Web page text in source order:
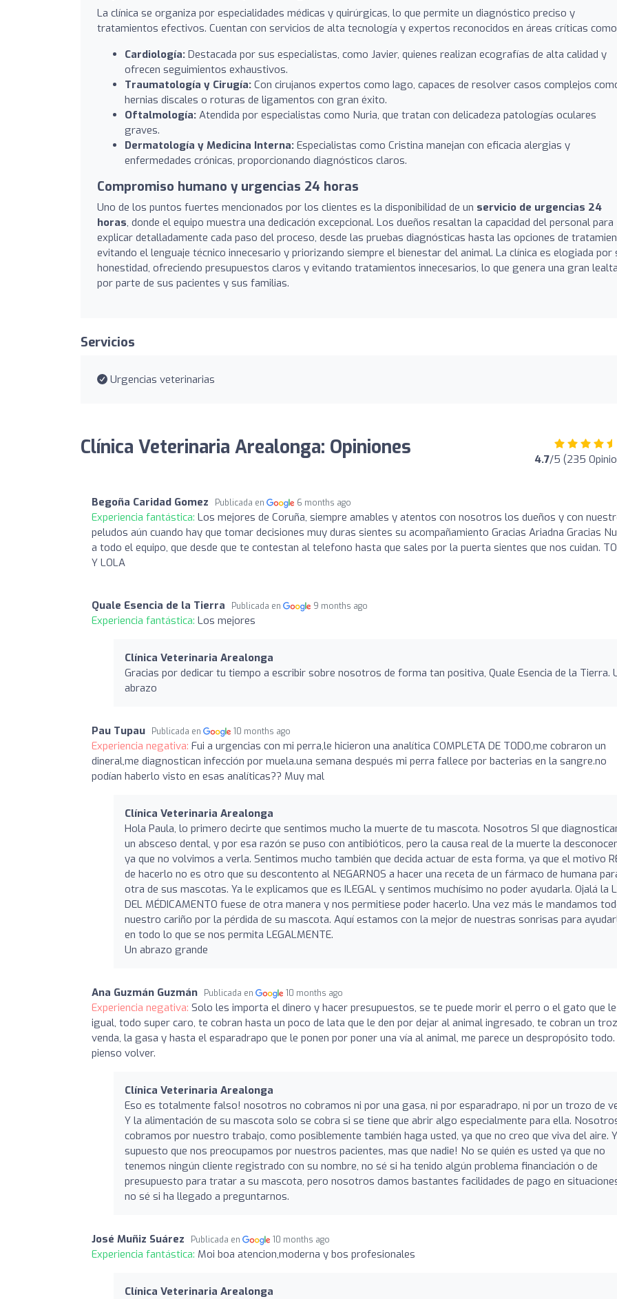
La clínica se organiza por especialidades médicas y quirúrgicas, lo que permite un diagnóstico preciso y
tratamientos efectivos. Cuentan con servicios de alta tecnología y expertos reconocidos en áreas críticas
Cardiología: Destacada por sus especialistas, como Javier, quienes realizan ecografías de alta calidad y
ofrecen seguimientos exhaustivos.
Traumatología y Cirugía: Con cirujanos expertos como Iago, capaces de resolver casos complejos
hernias discales o roturas de ligamentos con gran éxito.
Oftalmología: Atendida por especialistas como Nuria, que tratan con delicadeza patologías oculares
graves.
Dermatología y Medicina Interna: Especialistas como Cristina manejan con eficacia alergias y
enfermedades crónicas, proporcionando diagnósticos claros.
Compromiso humano y urgencias 24 horas
Uno de los puntos fuertes mencionados por los clientes es la disponibilidad de un servicio de urgencias 24
horas, donde el equipo muestra una dedicación excepcional. Los dueños resaltan la capacidad del personal para
explicar detalladamente cada paso del proceso, desde las pruebas diagnósticas hasta las opciones de
evitando el lenguaje técnico innecesario y priorizando siempre el bienestar del animal. La clínica es elogiada por
honestidad, ofreciendo presupuestos claros y evitando tratamientos innecesarios, lo que genera una gran
por parte de sus pacientes y sus familias.
Servicios
Urgencias veterinarias
Clínica Veterinaria Arealonga: Opiniones 4.7/5 (235
Begoña Caridad Gomez Publicada en 6 months ago
Experiencia fantástica: Los mejores de Coruña, siempre amables y atentos con nosotros los dueños y con
peludos aún cuando hay que tomar decisiones muy duras sientes su acompañamiento Gracias Ariadna Gracias
a todo el equipo, que desde que te contestan al telefono hasta que sales por la puerta sientes que nos cuidan.
Y LOLA
Quale Esencia de la Tierra Publicada en 9 months ago
Experiencia fantástica: Los mejores
Clínica Veterinaria Arealonga
Gracias por dedicar tu tiempo a escribir sobre nosotros de forma tan positiva, Quale Esencia de la Tierra.
abrazo
Pau Tupau Publicada en 10 months ago
Experiencia negativa: Fui a urgencias con mi perra,le hicieron una analítica COMPLETA DE TODO,me cobraron un
dineral,me diagnostican infección por muela.una semana después mi perra fallece por bacterias en la sangre.no
podían haberlo visto en esas analíticas?? Muy mal
Clínica Veterinaria Arealonga
Hola Paula, lo primero decirte que sentimos mucho la muerte de tu mascota. Nosotros SI que
un absceso dental, y por esa razón se puso con antibióticos, pero la causa real de la muerte la
ya que no volvimos a verla. Sentimos mucho también que decida actuar de esta forma, ya que el motivo
de hacerlo no es otro que su descontento al NEGARNOS a hacer una receta de un fármaco de humana
otra de sus mascotas. Ya le explicamos que es ILEGAL y sentimos muchísimo no poder ayudarla. Ojalá la
DEL MÉDICAMENTO fuese de otra manera y nos permitiese poder hacerlo. Una vez más le mandamos
nuestro cariño por la pérdida de su mascota. Aquí estamos con la mejor de nuestras sonrisas para
en todo lo que se nos permita LEGALMENTE.
Un abrazo grande
Ana Guzmán Guzmán Publicada en 10 months ago
Experiencia negativa: Solo les importa el dinero y hacer presupuestos, se te puede morir el perro o el gato que
igual, todo super caro, te cobran hasta un poco de lata que le den por dejar al animal ingresado, te cobran un
venda, la gasa y hasta el esparadrapo que le ponen por poner una vía al animal, me parece un despropósito
pienso volver.
Clínica Veterinaria Arealonga
Eso es totalmente falso! nosotros no cobramos ni por una gasa, ni por esparadrapo, ni por un trozo de
Y la alimentación de su mascota solo se cobra si se tiene que abrir algo especialmente para ella.
cobramos por nuestro trabajo, como posiblemente también haga usted, ya que no creo que viva del aire.
supuesto que nos preocupamos por nuestros pacientes, mas que nadie! No se quién es usted ya que no
tenemos ningún cliente registrado con su nombre, no sé si ha tenido algún problema financiación o de
presupuesto para tratar a su mascota, pero nosotros damos bastantes facilidades de pago en
no sé si ha llegado a preguntarnos.
José Muñiz Suárez Publicada en 10 months ago
Experiencia fantástica: Moi boa atencion,moderna y bos profesionales
Clínica Veterinaria Arealonga